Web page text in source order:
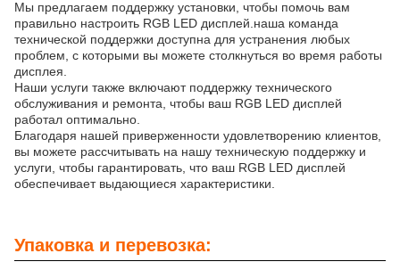
Мы предлагаем поддержку установки, чтобы помочь вам
правильно настроить RGB LED дисплей.наша команда
технической поддержки доступна для устранения любых
проблем, с которыми вы можете столкнуться во время работы
дисплея.
Наши услуги также включают поддержку технического
обслуживания и ремонта, чтобы ваш RGB LED дисплей
работал оптимально.
Благодаря нашей приверженности удовлетворению клиентов,
вы можете рассчитывать на нашу техническую поддержку и
услуги, чтобы гарантировать, что ваш RGB LED дисплей
обеспечивает выдающиеся характеристики.
Упаковка и перевозка: